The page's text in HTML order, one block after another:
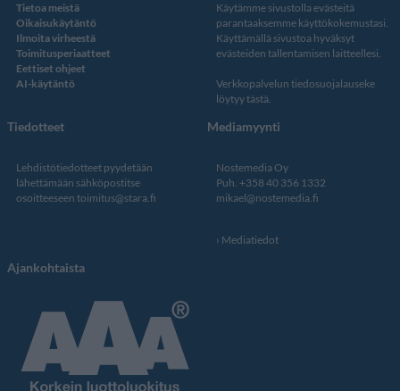
Tietoa meistä
Oikaisukäytäntö
Ilmoita virheestä
Toimitusperiaatteet
Eettiset ohjeet
AI-käytäntö
Käytämme sivustolla evästeitä
parantaaksemme käyttökokemustasi.
Käyttämällä sivustoa hyväksyt
evästeiden tallentamisen laitteellesi.
Verkkopalvelun tiedosuojalauseke
löytyy tästä.
Tiedotteet
Lehdistötiedotteet pyydetään
lähettämään sähköpostitse
osoitteeseen toimitus@stara.fi
Mediamyynti
Nostemedia Oy
Puh. +358 40 356 1332
mikael@nostemedia.fi
Mediatiedot
Ajankohtaista